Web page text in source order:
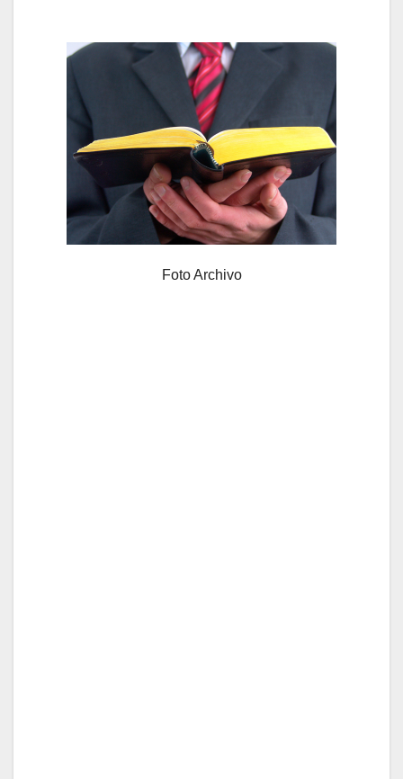
Foto Archivo